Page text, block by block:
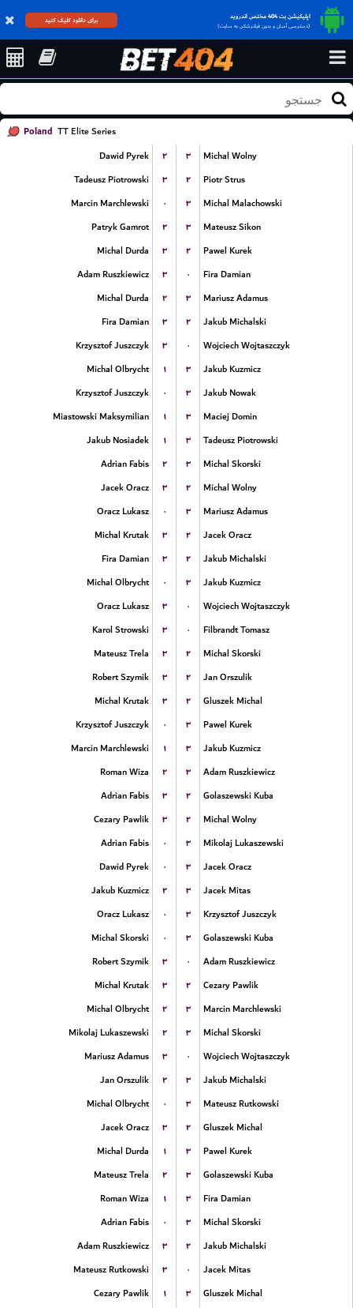
اپلیکیشن بت 404 مختص اندروید
(دسترسی آسان و بدون فیلترشکن به سایت)
برای دانلود کلیک کنید
Poland TT Elite Series
Dawid Pyrek
۲ ۳
Michal Wolny
Tadeusz Piotrowski
۳ ۲
Piotr Strus
Marcin Marchlewski
۰ ۳
Michal Malachowski
Patryk Gamrot
۲ ۳
Mateusz Sikon
Michal Durda
۳ ۲
Pawel Kurek
Adam Ruszkiewicz
۳ ۰
Fira Damian
Michal Durda
۲ ۳
Mariusz Adamus
Fira Damian
۳ ۲
Jakub Michalski
Krzysztof Juszczyk
۳ ۰
Wojciech Wojtaszczyk
Michal Olbrycht
۱ ۳
Jakub Kuzmicz
Krzysztof Juszczyk
۰ ۳
Jakub Nowak
Miastowski Maksymilian
۱ ۳
Maciej Domin
Jakub Nosiadek
۱ ۳
Tadeusz Piotrowski
Adrian Fabis
۲ ۳
Michal Skorski
Jacek Oracz
۳ ۲
Michal Wolny
Oracz Lukasz
۰ ۳
Mariusz Adamus
Michal Krutak
۳ ۲
Jacek Oracz
Fira Damian
۳ ۲
Jakub Michalski
Michal Olbrycht
۰ ۳
Jakub Kuzmicz
Oracz Lukasz
۳ ۰
Wojciech Wojtaszczyk
Karol Strowski
۳ ۰
Filbrandt Tomasz
Mateusz Trela
۳ ۲
Michal Skorski
Robert Szymik
۳ ۲
Jan Orszulik
Michal Krutak
۳ ۲
Gluszek Michal
Krzysztof Juszczyk
۰ ۳
Pawel Kurek
Marcin Marchlewski
۱ ۳
Jakub Kuzmicz
Roman Wiza
۲ ۳
Adam Ruszkiewicz
Adrian Fabis
۳ ۲
Golaszewski Kuba
Cezary Pawlik
۳ ۲
Michal Wolny
Adrian Fabis
۰ ۳
Mikolaj Lukaszewski
Dawid Pyrek
۰ ۳
Jacek Oracz
Jakub Kuzmicz
۲ ۳
Jacek Mitas
Oracz Lukasz
۰ ۳
Krzysztof Juszczyk
Michal Skorski
۰ ۳
Golaszewski Kuba
Robert Szymik
۳ ۰
Adam Ruszkiewicz
Michal Krutak
۳ ۲
Cezary Pawlik
Michal Olbrycht
۲ ۳
Marcin Marchlewski
Mikolaj Lukaszewski
۲ ۳
Michal Skorski
Mariusz Adamus
۳ ۰
Wojciech Wojtaszczyk
Jan Orszulik
۲ ۳
Jakub Michalski
Michal Olbrycht
۰ ۳
Mateusz Rutkowski
Jacek Oracz
۳ ۲
Gluszek Michal
Michal Durda
۱ ۳
Pawel Kurek
Mateusz Trela
۲ ۳
Golaszewski Kuba
Roman Wiza
۱ ۳
Fira Damian
Adrian Fabis
۰ ۳
Michal Skorski
Adam Ruszkiewicz
۳ ۲
Jakub Michalski
Mateusz Rutkowski
۳ ۰
Jacek Mitas
Cezary Pawlik
۱ ۳
Gluszek Michal